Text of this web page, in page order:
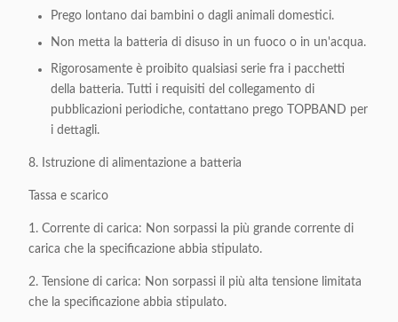
Prego lontano dai bambini o dagli animali domestici.
Non metta la batteria di disuso in un fuoco o in un'acqua.
Rigorosamente è proibito qualsiasi serie fra i pacchetti
della batteria. Tutti i requisiti del collegamento di
pubblicazioni periodiche, contattano prego TOPBAND per
i dettagli.
8. Istruzione di alimentazione a batteria
Tassa e scarico
1. Corrente di carica: Non sorpassi la più grande corrente di
carica che la specificazione abbia stipulato.
2. Tensione di carica: Non sorpassi il più alta tensione limitata
che la specificazione abbia stipulato.